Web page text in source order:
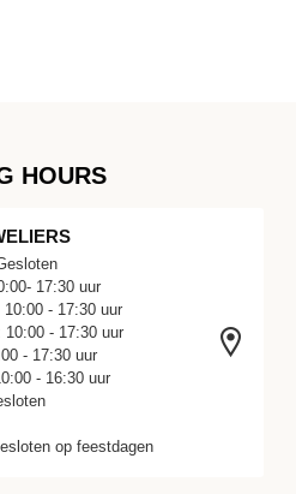
HOURS
17:30 uur
10:00 - 17:30 uur
10:00 - 17:30 uur
- 17:30 uur
- 16:30 uur
op feestdagen